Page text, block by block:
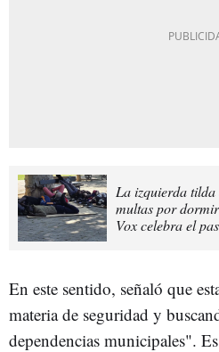
La izquierda
multas por
Vox celebra el
En este sentido, señaló que
materia de seguridad y
dependencias municipales".